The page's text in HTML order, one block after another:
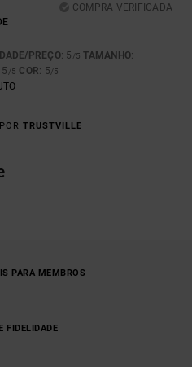
COMPRA VERIFICADA
PREÇO: 5 /5 TAMANHO:
5 /5 COR: 5/5
TRUSTVILLE
PARA MEMBROS
FIDELIDADE